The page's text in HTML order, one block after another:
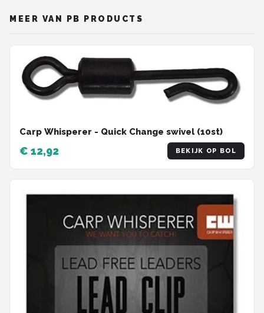
MEER VAN PB PRODUCTS
Carp Whisperer - Quick Change swivel (10st)
€ 12,92 BEKIJK OP BOL